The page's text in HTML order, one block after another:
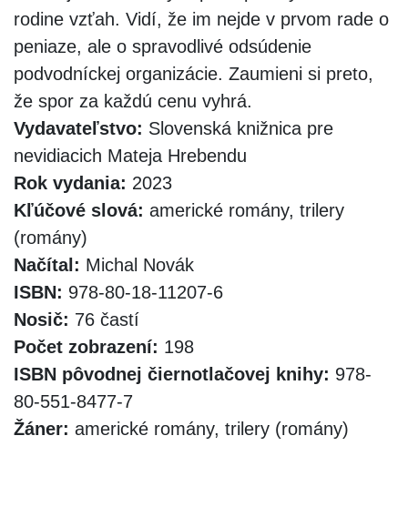
rodine vzťah. Vidí, že im nejde v prvom rade o
peniaze, ale o spravodlivé odsúdenie
podvodníckej organizácie. Zaumieni si preto,
že spor za každú cenu vyhrá.
Vydavateľstvo: Slovenská knižnica pre
nevidiacich Mateja Hrebendu
Rok vydania: 2023
Kľúčové slová: americké romány, trilery
(romány)
Načítal: Michal Novák
ISBN: 978-80-18-11207-6
Nosič: 76 častí
Počet zobrazení: 198
ISBN pôvodnej čiernotlačovej knihy: 978-
80-551-8477-7
Žáner: americké romány, trilery (romány)